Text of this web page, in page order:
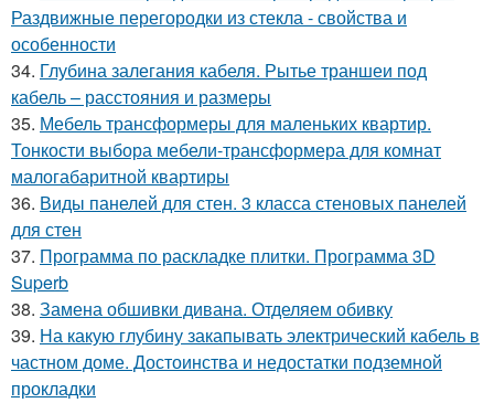
Раздвижные перегородки из стекла - свойства и
особенности
34. Глубина залегания кабеля. Рытье траншеи под
кабель – расстояния и размеры
35. Мебель трансформеры для маленьких квартир.
Тонкости выбора мебели-трансформера для комнат
малогабаритной квартиры
36. Виды панелей для стен. 3 класса стеновых панелей
для стен
37. Программа по раскладке плитки. Программа 3D
Superb
38. Замена обшивки дивана. Отделяем обивку
39. На какую глубину закапывать электрический кабель в
частном доме. Достоинства и недостатки подземной
прокладки